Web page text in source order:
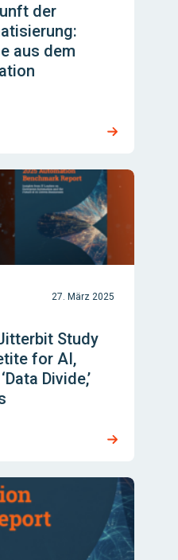
der
aus dem
27. März 2025
Study
for AI,
Divide,’